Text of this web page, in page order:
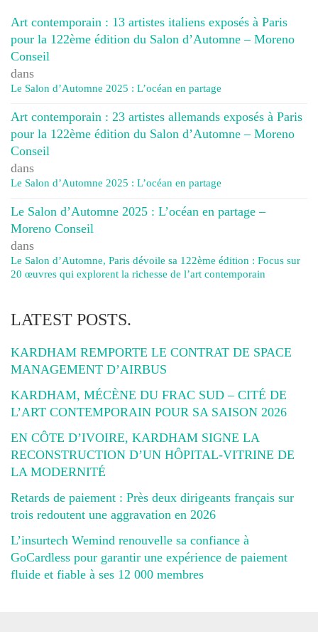
Art contemporain : 13 artistes italiens exposés à Paris
pour la 122ème édition du Salon d’Automne – Moreno
Conseil
dans
Le Salon d’Automne 2025 : L’océan en partage
Art contemporain : 23 artistes allemands exposés à Paris
pour la 122ème édition du Salon d’Automne – Moreno
Conseil
dans
Le Salon d’Automne 2025 : L’océan en partage
Le Salon d’Automne 2025 : L’océan en partage –
Moreno Conseil
dans
Le Salon d’Automne, Paris dévoile sa 122ème édition : Focus sur
20 œuvres qui explorent la richesse de l’art contemporain
LATEST POSTS.
KARDHAM REMPORTE LE CONTRAT DE SPACE
MANAGEMENT D’AIRBUS
KARDHAM, MÉCÈNE DU FRAC SUD – CITÉ DE
L’ART CONTEMPORAIN POUR SA SAISON 2026
EN CÔTE D’IVOIRE, KARDHAM SIGNE LA
RECONSTRUCTION D’UN HÔPITAL-VITRINE DE
LA MODERNITÉ
Retards de paiement : Près deux dirigeants français sur
trois redoutent une aggravation en 2026
L’insurtech Wemind renouvelle sa confiance à
GoCardless pour garantir une expérience de paiement
fluide et fiable à ses 12 000 membres